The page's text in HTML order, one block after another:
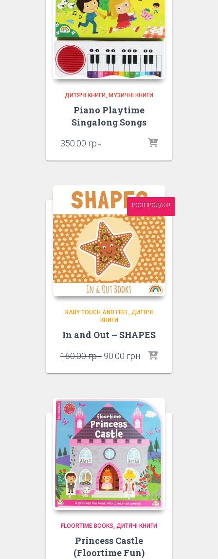
ДИТЯЧІ КНИГИ МУЗИЧНІ КНИГИ
Piano Playtime
Singalong Songs
350.00 грн
РОЗПРОДАЖ!
BABY TOUCH AND FEEL ДИТЯЧІ
КНИГИ
In and Out – SHAPES
160.00грн Оригінальна
160.00 грн.
90.00 грн Поточна
90.00 грн.
FLOORTIME BOOKS ДИТЯЧІ КНИГИ
Princess Castle
(Floortime Fun)